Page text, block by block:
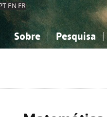
EN FR
Sobre Pesquisa